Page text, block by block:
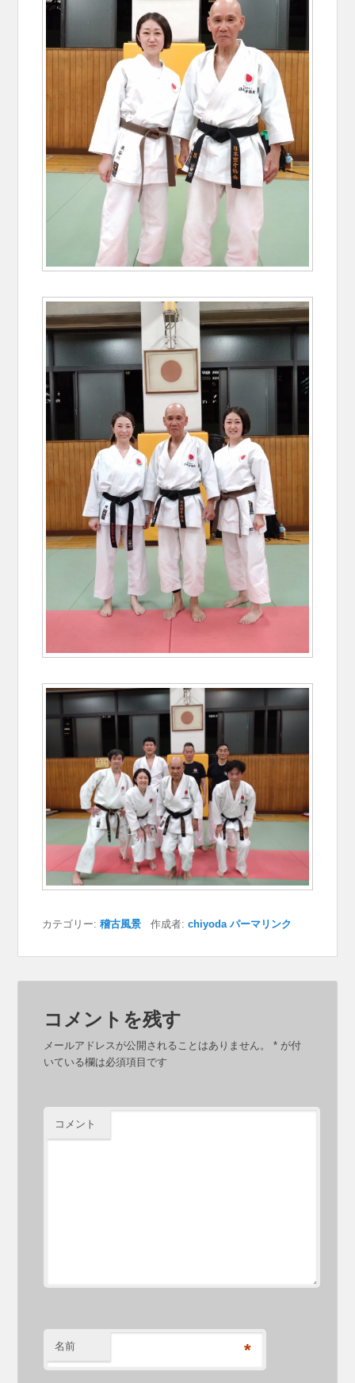
カテゴリー:稽古風景 作成者:chiyoda パーマリンク
コメントを残す
メールアドレスが公開されることはありません。 * が付
いている欄は必須項目です
コメント
名前 *